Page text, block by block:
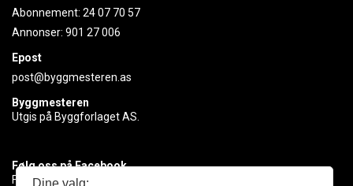
Abonnement: 24 07 70 57
Annonser: 901 27 006
Epost
post@byggmesteren.as
Byggmesteren
Utgis på Byggforlaget AS.
Følg oss på Facebook
Få med deg det siste innen byggebransjen
Dine valg: